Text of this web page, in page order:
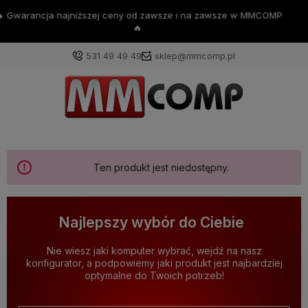
💪Darmowa dostawa już od 200zł 💪
531 49 49 49 sklep@mmcomp.pl
Ten produkt jest niedostępny.
Najlepszy wybór do Ciebie
Nie wiesz jaki komputer wybrać, wejdź na nasz
konfigurator, a podpowiemy jaki produkt jest najbardziej
optymalne do Twoich potrzeb!